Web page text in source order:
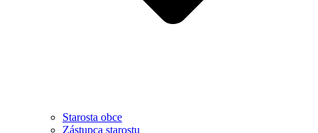
Starosta obce
Zástupca starostu